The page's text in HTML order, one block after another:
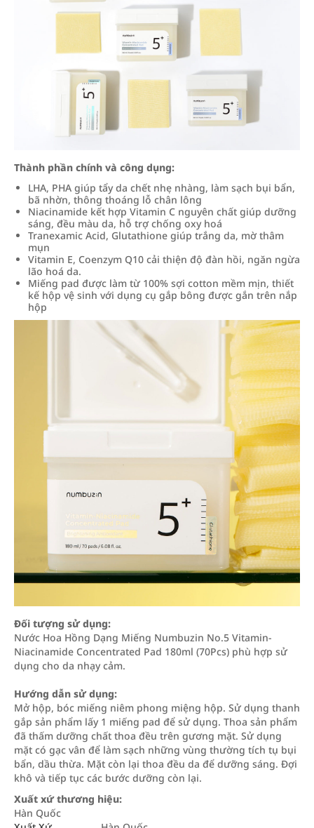
Thành phần chính và công dụng:
LHA, PHA giúp tẩy da chết nhẹ nhàng, làm sạch bụi bẩn,
bã nhờn, thông thoáng lỗ chân lông
Niacinamide kết hợp Vitamin C nguyên chất giúp dưỡng
sáng, đều màu da, hỗ trợ chống oxy hoá
Tranexamic Acid, Glutathione giúp trắng da, mờ thâm
mụn
Vitamin E, Coenzym Q10 cải thiện độ đàn hồi, ngăn ngừa
lão hoá da.
Miếng pad được làm từ 100% sợi cotton mềm mịn, thiết
kế hộp vệ sinh với dụng cụ gắp bông được gắn trên nắp
hộp
Đối tượng sử dụng:
Nước Hoa Hồng Dạng Miếng Numbuzin No.5 Vitamin-
Niacinamide Concentrated Pad 180ml (70Pcs) phù hợp sử
dụng cho da nhạy cảm.
Hướng dẫn sử dụng:
Mở hộp, bóc miếng niêm phong miệng hộp. Sử dụng thanh
gắp sản phẩm lấy 1 miếng pad để sử dụng. Thoa sản phẩm
đã thấm dưỡng chất thoa đều trên gương mặt. Sử dụng
mặt có gạc vân để làm sạch những vùng thường tích tụ bụi
bẩn, dầu thừa. Mặt còn lại thoa đều da để dưỡng sáng. Đợi
khô và tiếp tục các bước dưỡng còn lại.
Xuất xứ thương hiệu:
Hàn Quốc